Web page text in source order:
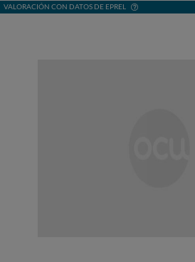
VALORACIÓN CON DATOS DE EPREL